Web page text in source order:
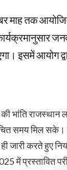
माह तक
इसमें आयोग
भांति राजस्थान
समुचित समय मिल
जारी करते हुए
में प्रस्तावित